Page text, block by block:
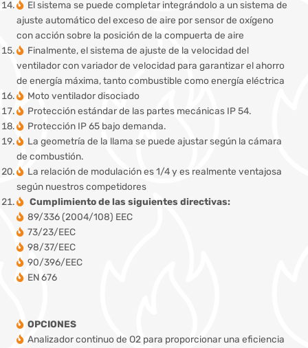
El sistema se puede completar integrándolo a un sistema de
ajuste automático del exceso de aire por sensor de oxígeno
con acción sobre la posición de la compuerta de aire
Finalmente, el sistema de ajuste de la velocidad del
ventilador con variador de velocidad para garantizar el ahorro
de energía máxima, tanto combustible como energía eléctrica
Moto ventilador disociado
Protección estándar de las partes mecánicas IP 54.
Protección IP 65 bajo demanda.
La geometría de la llama se puede ajustar según la cámara
de combustión.
La relación de modulación es 1/4 y es realmente ventajosa
según nuestros competidores
Cumplimiento de las siguientes directivas:
89/336 (2004/108) EEC
73/23/EEC
98/37/EEC
90/396/EEC
EN 676
OPCIONES
Analizador continuo de O2 para proporcionar una eficiencia